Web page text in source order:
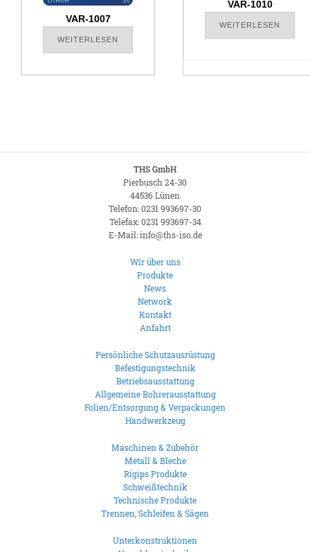
VAR-1007
WEITERLESEN
VAR-1010
WEITERLESEN
THS GmbH
Pierbusch 24-30
44536 Lünen
Telefon: 0231 993697-30
Telefax: 0231 993697-34
E-Mail: info@ths-iso.de
Wir über uns
Produkte
News
Network
Kontakt
Anfahrt
Persönliche Schutzausrüstung
Befestigungstechnik
Betriebsausstattung
Allgemeine Bohrerausstattung
Folien/Entsorgung & Verpackungen
Handwerkzeug
Maschinen & Zubehör
Metall & Bleche
Rigips Produkte
Schweißtechnik
Technische Produkte
Trennen, Schleifen & Sägen
Unterkonstruktionen